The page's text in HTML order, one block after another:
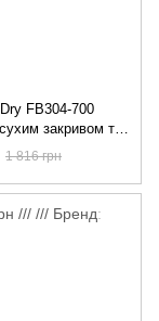
FB304-700
сухим закривом та
решіткою
1 816 грн